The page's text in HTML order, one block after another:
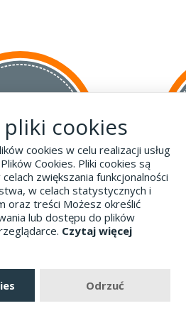
UE
55 zł
cookies
pliki cookies
cookies w celu realizacji usług
Cookies. Pliki cookies są
zwiększania funkcjonalności
w celach statystycznych i
oraz treści Możesz określić
lub dostępu do plików
Czytaj więcej
Odrzuć